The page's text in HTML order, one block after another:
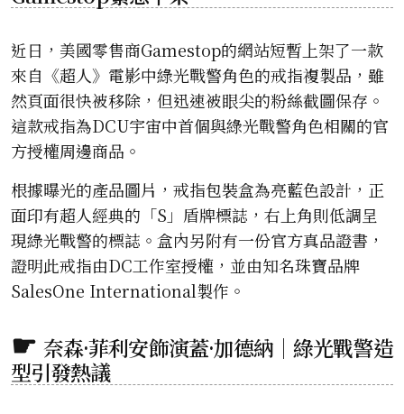
近日，美國零售商Gamestop的網站短暫上架了一款
來自《超人》電影中綠光戰警角色的戒指複製品，雖
然頁面很快被移除，但迅速被眼尖的粉絲截圖保存。
這款戒指為DCU宇宙中首個與綠光戰警角色相關的官
方授權周邊商品。
根據曝光的產品圖片，戒指包裝盒為亮藍色設計，正
面印有超人經典的「S」盾牌標誌，右上角則低調呈
現綠光戰警的標誌。盒內另附有一份官方真品證書，
證明此戒指由DC工作室授權，並由知名珠寶品牌
SalesOne International製作。
奈森·菲利安飾演蓋·加德納｜綠光戰警造
型引發熱議